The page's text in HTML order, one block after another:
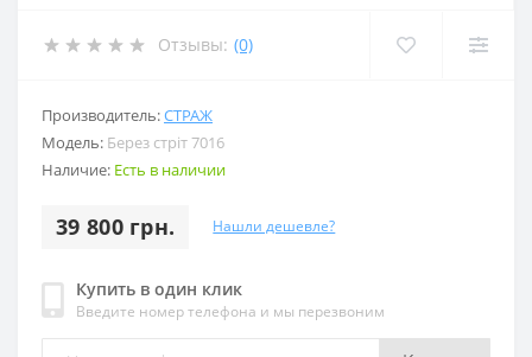
Отзывы: (0)
Производитель:СТРАЖ
Модель: Берез стріт 7016
Наличие: Есть в наличии
39 800 грн. Нашли дешевле?
Купить в один клик
Введите номер телефона и мы перезвоним